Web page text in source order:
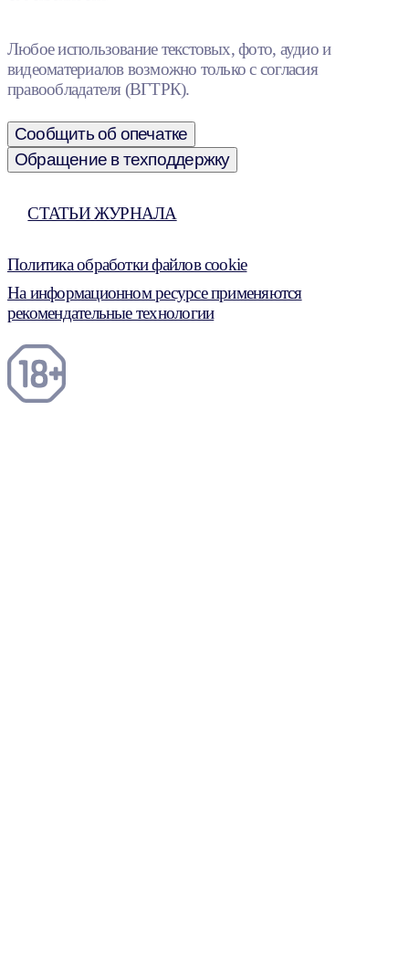
Любое использование текстовых, фото, аудио и
видеоматериалов возможно только с согласия
правообладателя (ВГТРК).
Сообщить об опечатке
Обращение в техподдержку
СТАТЬИ ЖУРНАЛА
Политика обработки файлов cookie
На информационном ресурсе применяются
рекомендательные технологии